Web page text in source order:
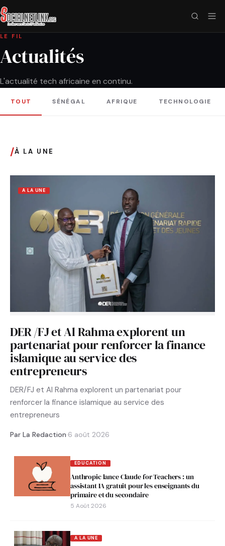
LE FIL
Actualités
L'actualité tech africaine en continu.
TOUT SÉNÉGAL AFRIQUE TECHNOLOGIE
/À LA UNE
A LA UNE
DER /FJ et Al Rahma explorent un
partenariat pour renforcer la finance
islamique au service des
entrepreneurs
DER/FJ et Al Rahma explorent un partenariat pour
renforcer la finance islamique au service des
entrepreneurs
Par La Redaction·6 août 2026
EDUCATION
Anthropic lance Claude for Teachers : un
assistant IA gratuit pour les enseignants du
primaire et du secondaire
5 Août 2026
A LA UNE